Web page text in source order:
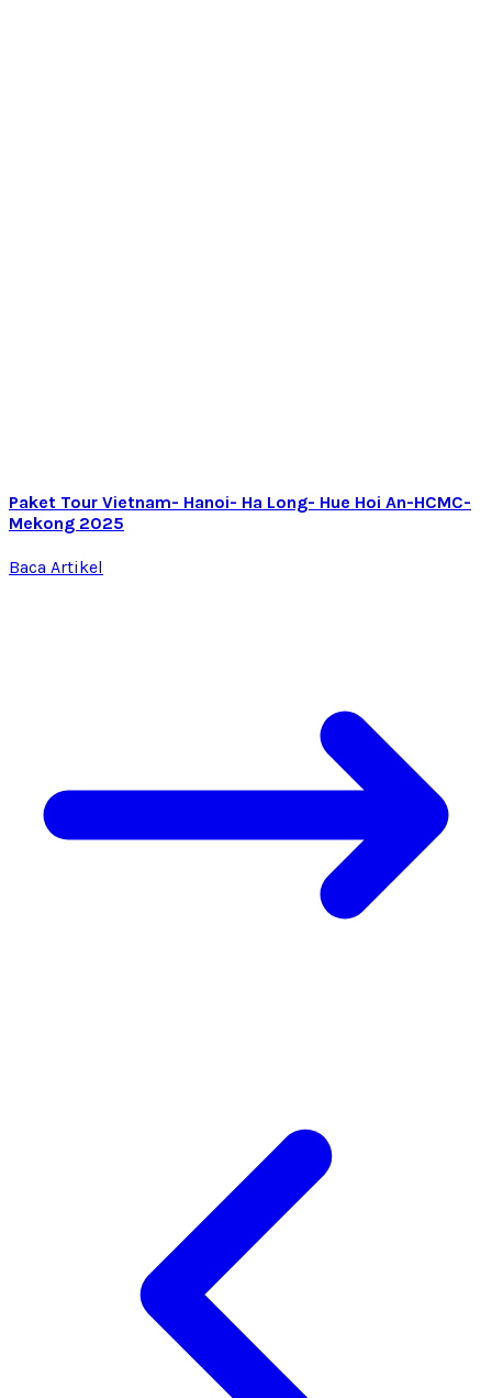
Paket Tour Vietnam- Hanoi- Ha Long- Hue Hoi An-HCMC-
Mekong 2025
Baca Artikel